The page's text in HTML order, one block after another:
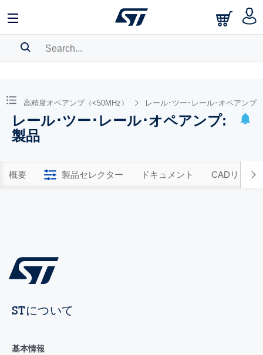
BOOKMARK
Pleaselog into show your saved searches.
高精度オペアンプ（<50MHz） レール･ツー･レール･オペアンプ
レール･ツー･レール･オペアンプ:
製品
概要 製品セレクター ドキュメント CADリソー
STについて
基本情報